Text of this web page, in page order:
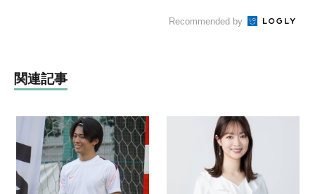
Recommended by
関連記事